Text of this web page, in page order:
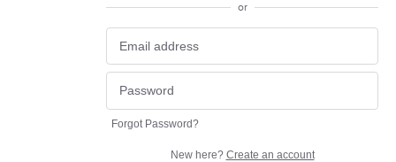
or
Forgot Password?
New here? Create an account